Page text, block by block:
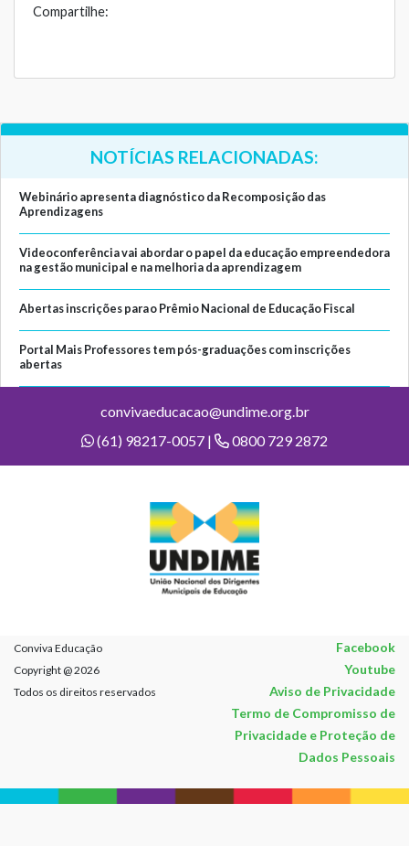
Compartilhe:
NOTÍCIAS RELACIONADAS:
Webinário apresenta diagnóstico da Recomposição das
Aprendizagens
Videoconferência vai abordar o papel da educação empreendedora
na gestão municipal e na melhoria da aprendizagem
Abertas inscrições para o Prêmio Nacional de Educação Fiscal
Portal Mais Professores tem pós-graduações com inscrições
abertas
convivaeducacao@undime.org.br
(61) 98217-0057 |
0800 729 2872
Conviva Educação Facebook
Copyright @ 2026 Youtube
Todos os direitos reservados
Aviso de Privacidade
Termo de Compromisso de
Privacidade e Proteção de
Dados Pessoais